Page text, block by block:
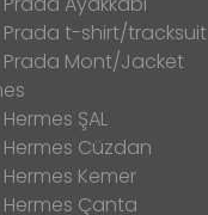
Prada t-shirt/tracksuit
Prada Mont/Jacket
Hermes ŞAL
Hermes Cüzdan
Hermes Kemer
Hermes Çanta